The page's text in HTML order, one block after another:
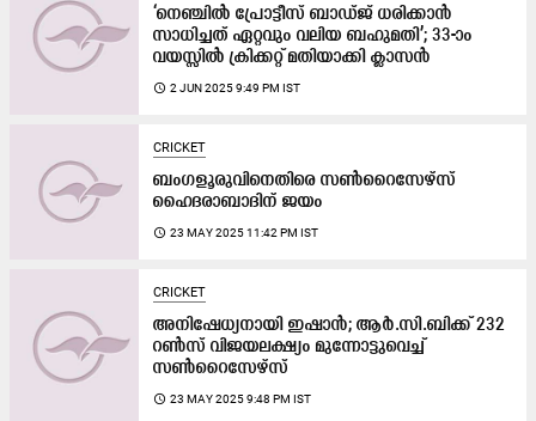
‘നെഞ്ചിൽ പ്രോട്ടീസ് ബാഡ്ജ് ധരിക്കാൻ
സാധിച്ചത് ഏറ്റവും വലിയ ബഹുമതി’; 33-ാം
വയസ്സിൽ ക്രിക്കറ്റ് മതിയാക്കി ക്ലാസൻ
access_time 2 JUN 2025 9:49 PM IST
CRICKET
ബംഗളൂരുവിനെതിരെ സൺറൈസേഴ്സ്
ഹൈദരാബാദിന് ജയം
access_time 23 MAY 2025 11:42 PM IST
CRICKET
അനിഷേധ്യനായി ഇഷാൻ; ആർ.സി.ബിക്ക് 232
റൺസ് വിജയലക്ഷ്യം മുന്നോട്ടുവെച്ച്
സൺറൈസേഴ്സ്
access_time 23 MAY 2025 9:48 PM IST